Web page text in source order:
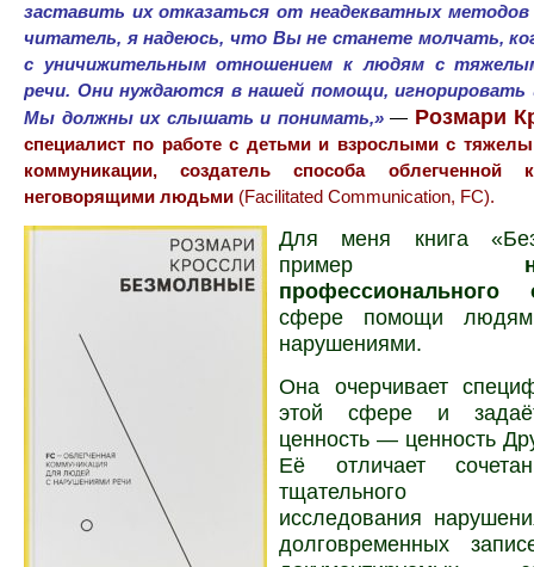
заставить их отказаться от неадекватных методов
читатель, я надеюсь, что Вы не станете молчать,
с уничижительным отношением к людям с
речи. Они нуждаются в нашей помощи, игнорировать
Мы должны их слышать и понимать,» — Розмари
специалист по работе с детьми и взрослыми с
коммуникации, создатель способа облегченной
неговорящими людьми (Facilitated Communication, FC).
Для меня книга
пример
профессионального
сфере помощи
нарушениями.
Она очерчивает
этой сфере и з
ценность — ценность
Её отличает
тщательного
исследования
долговременных